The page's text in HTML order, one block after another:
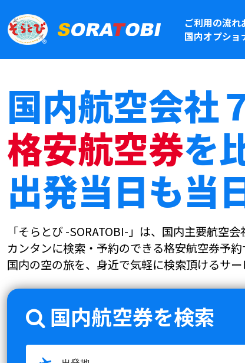
ご利用の流れ
国内オプショ
国内航空会社
格安航空券を
出発当日も当
「そらとび -SORATOBI-」は、国内主要航空
カンタンに検索・予約のできる格安航空券予約
国内の空の旅を、身近で気軽に検索頂けるサー
国内航空券を検索